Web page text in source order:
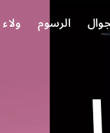
الرسوم ولاء